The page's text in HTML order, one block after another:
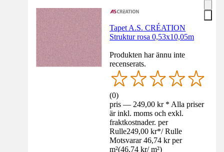
Tapet A.S. CRÉATION
Struktur rosa 0,53x10,05m
Produkten har ännu inte
recenserats.
(0)
pris — 249,00 kr * Alla priser
är inkl. moms och exkl.
fraktkostnader. per
Rulle249,00 kr*/ Rulle
Motsvarar 46,74 kr per
m²(46,74 kr/ m²)